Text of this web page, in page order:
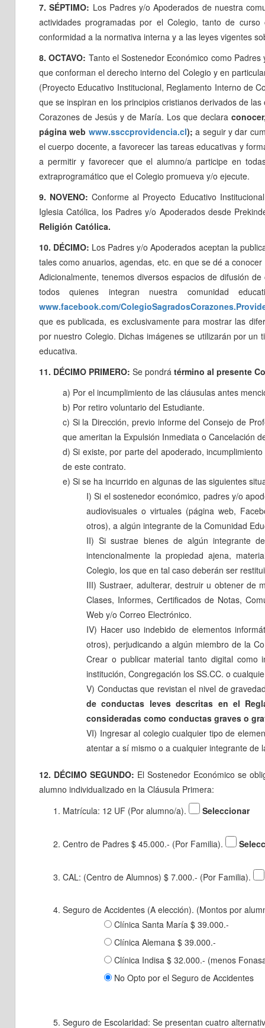
7. SÉPTIMO: Los Padres y/o Apoderados de nuestra
actividades programadas por el Colegio, tanto de
conformidad a la normativa interna y a las leyes vigentes
8. OCTAVO: Tanto el Sostenedor Económico como
que conforman el derecho interno del Colegio y en
(Proyecto Educativo Institucional, Reglamento Interno de
que se inspiran en los principios cristianos derivados de
Corazones de Jesús y de María. Los que declara
página web www.ssccprovidencia.cl); a seguir y dar
el cuerpo docente, a favorecer las tareas educativas y
a permitir y favorecer que el alumno/a participe en
extraprogramático que el Colegio promueva y/o ejecute.
9. NOVENO: Conforme al Proyecto Educativo
Iglesia Católica, los Padres y/o Apoderados desde
Religión Católica.
10. DÉCIMO: Los Padres y/o Apoderados aceptan la
tales como anuarios, agendas, etc. en que se dé a
Adicionalmente, tenemos diversos espacios de difusión
todos quienes integran nuestra comunidad
www.facebook.com/
que es publicada, es exclusivamente para mostrar las
por nuestro Colegio. Dichas imágenes se utilizarán por
educativa.
11. DÉCIMO PRIMERO: Se pondrá término al presente
a) Por el incumplimiento de las cláusulas antes
b) Por retiro voluntario del Estudiante.
c) Si la Dirección, previo informe del Consejo de
que ameritan la Expulsión Inmediata o Cancelación
d) Si existe, por parte del apoderado,
de este contrato.
e) Si se ha incurrido en algunas de las siguientes
I) Si el sostenedor económico, padres y/o
audiovisuales o virtuales (página web,
otros), a algún integrante de la Comunidad
II) Si sustrae bienes de algún integrante
intencionalmente la propiedad ajena,
Colegio, los que en tal caso deberán ser
III) Sustraer, adulterar, destruir u obtener de
Clases, Informes, Certificados de Notas,
Web y/o Correo Electrónico.
IV) Hacer uso indebido de elementos
otros), perjudicando a algún miembro de la
Crear o publicar material tanto digital
institución, Congregación los SS.CC. o
V) Conductas que revistan el nivel de
de conductas leves descritas en el
consideradas como conductas graves o
VI) Ingresar al colegio cualquier tipo de
atentar a sí mismo o a cualquier integrante de
12. DÉCIMO SEGUNDO: El Sostenedor Económico se
alumno individualizado en la Cláusula Primera:
Matrícula: 12 UF (Por alumno/a).
Seleccionar
Centro de Padres $ 45.000.- (Por Familia).
CAL: (Centro de Alumnos) $ 7.000.- (Por Familia).
Seguro de Accidentes (A elección). (Montos por
Clínica Santa María $ 39.000.-
Clínica Alemana $ 39.000.-
Clínica Indisa $ 32.000.- (menos
No Opto por el Seguro de Accidentes
Seguro de Escolaridad: Se presentan cuatro